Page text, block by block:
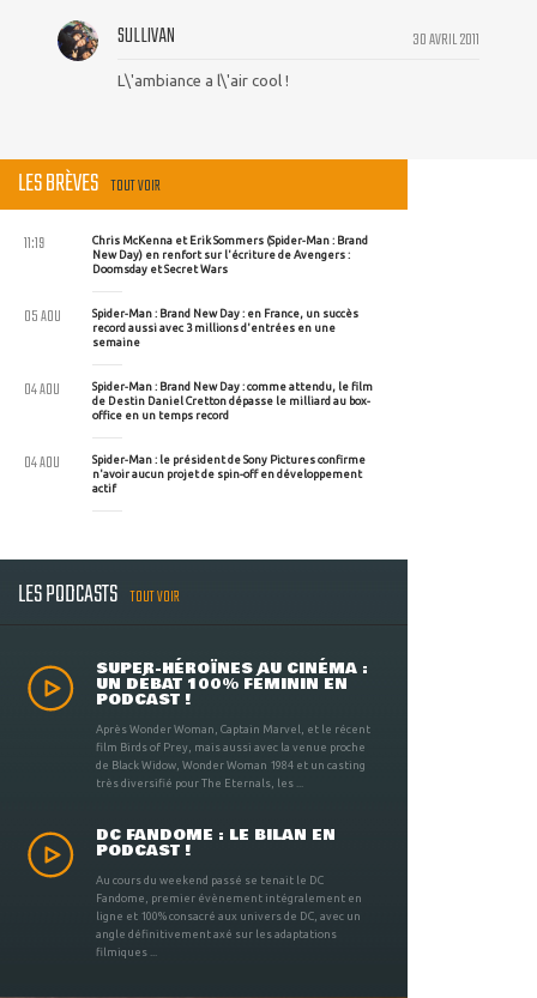
30 AVRIL 2011
SULLIVAN
L\'ambiance a l\'air cool !
LES BRÈVES TOUT VOIR
Chris McKenna et Erik Sommers (Spider-Man : Brand
New Day) en renfort sur l'écriture de Avengers :
Doomsday et Secret Wars
11:19
Spider-Man : Brand New Day : en France, un succès
record aussi avec 3 millions d'entrées en une
semaine
05 AOU
Spider-Man : Brand New Day : comme attendu, le film
de Destin Daniel Cretton dépasse le milliard au box-
office en un temps record
04 AOU
Spider-Man : le président de Sony Pictures confirme
n'avoir aucun projet de spin-off en développement
actif
04 AOU
LES PODCASTS TOUT VOIR
SUPER-HÉROÏNES AU CINÉMA :
UN DÉBAT 100% FÉMININ EN
PODCAST !
Après Wonder Woman, Captain Marvel, et le récent
film Birds of Prey, mais aussi avec la venue proche
de Black Widow, Wonder Woman 1984 et un casting
très diversifié pour The Eternals, les ...
DC FANDOME : LE BILAN EN
PODCAST !
Au cours du weekend passé se tenait le DC
Fandome, premier évènement intégralement en
ligne et 100% consacré aux univers de DC, avec un
angle définitivement axé sur les adaptations
filmiques ...